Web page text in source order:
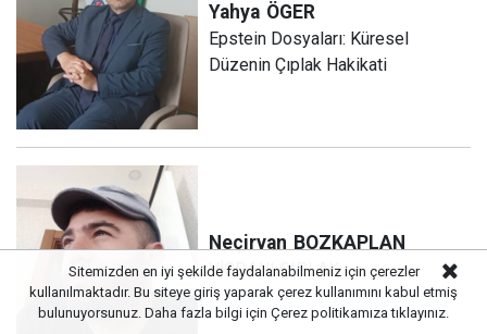
Yahya ÖGER
Epstein Dosyaları: Küresel
Düzenin Çıplak Hakikati
Neçirvan BOZKAPLAN
VİCDANI ÇIPLAK
Sitemizden en iyi şekilde faydalanabilmeniz için çerezler
kullanılmaktadır. Bu siteye giriş yaparak çerez kullanımını kabul etmiş
bulunuyorsunuz. Daha fazla bilgi için Çerez politikamıza tıklayınız.